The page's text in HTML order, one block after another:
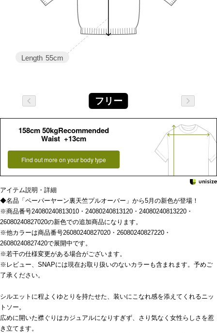
Length 55cm
フリー
158cm 50kgRecommended
Waist +13cm
Find out more on your body type
アイテム説明・詳細
◆名品「ペーパーヤーン裏天竺プルオーバー」から5月の新色が登場！
※商品番号24080240813010・24080240813120・24080240813220・
26080240827020の新色での追加商品になります。
※他カラーは商品番号26080240827020・26080240827220・
26080240827420で展開中です。
※若干の仕様変更がある場合がございます。
※レビュー、SNAPには現在お取り扱いのないカラーも含まれます。予めご
了承ください。
シルエットに程よくゆとりを持たせた、装いにこなれ感を添えてくれるニッ
トソー。
広めに開いた襟ぐりはカジュアルになりすぎず、さり気なく女性らしさを惹
き立てます。